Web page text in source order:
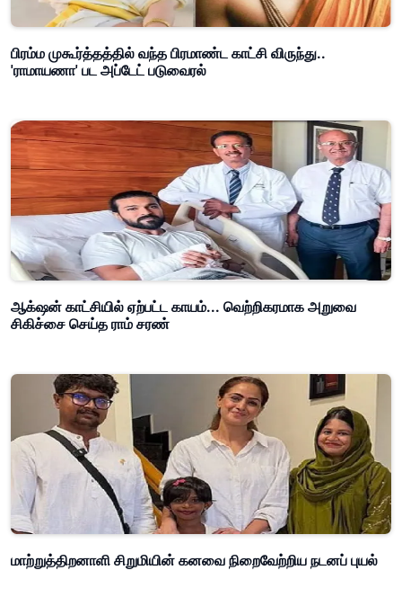
பிரம்ம முகூர்த்தத்தில் வந்த பிரமாண்ட காட்சி விருந்து..
'ராமாயணா' பட அப்டேட் படுவைரல்
ஆக்‌ஷன் காட்சியில் ஏற்பட்ட காயம்... வெற்றிகரமாக அறுவை
சிகிச்சை செய்த ராம் சரண்
மாற்றுத்திறனாளி சிறுமியின் கனவை நிறைவேற்றிய நடனப் புயல்